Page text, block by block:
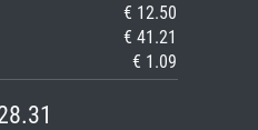
€ 12.50
€ 41.21
€ 1.09